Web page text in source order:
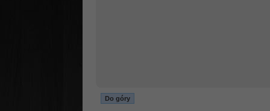
Do góry